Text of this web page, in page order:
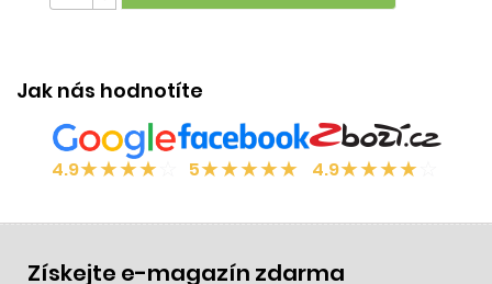
Jak nás hodnotíte
4.9★★★★ 5★★★★★ 4.9★★★★
Získejte e-magazín zdarma